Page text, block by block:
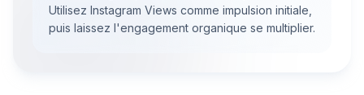
Utilisez Instagram Views comme impulsion initiale,
puis laissez l'engagement organique se multiplier.